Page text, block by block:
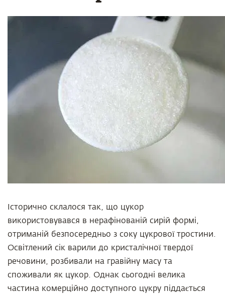
Історично склалося так, що цукор
використовувався в нерафінованій сирій формі,
отриманій безпосередньо з соку цукрової тростини.
Освітлений сік варили до кристалічної твердої
речовини, розбивали на гравійну масу та
споживали як цукор. Однак сьогодні велика
частина комерційно доступного цукру піддається